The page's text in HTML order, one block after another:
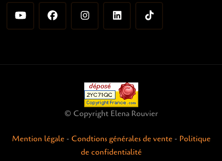
© Copyright Elena Rouvier
Mention légale- Condtions générales de vente- Politique
de confidentialité